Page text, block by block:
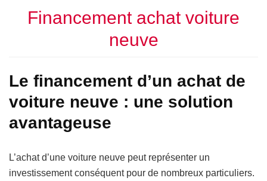
Financement achat voiture
neuve
Le financement d’un achat de
voiture neuve : une solution
avantageuse
L’achat d’une voiture neuve peut représenter un
investissement conséquent pour de nombreux particuliers.